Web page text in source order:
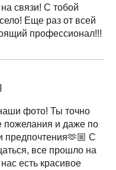
связи! С тобой
Еще раз от всей
профессионал!!!
фото! Ты точно
пожелания и даже по
предпочтения🫶🏼 С
все прошло на
есть красивое